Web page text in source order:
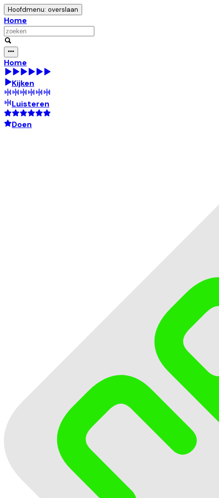
Hoofdmenu: overslaan
Home
Home
Kijken
Luisteren
Doen